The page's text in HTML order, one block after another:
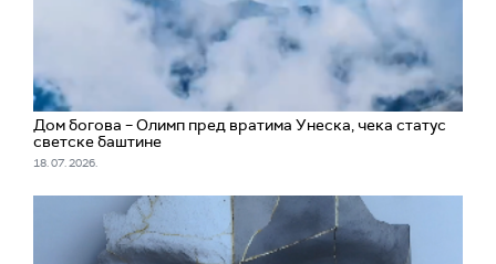
Дом богова – Олимп пред вратима Унеска, чека статус
светске баштине
18. 07. 2026.